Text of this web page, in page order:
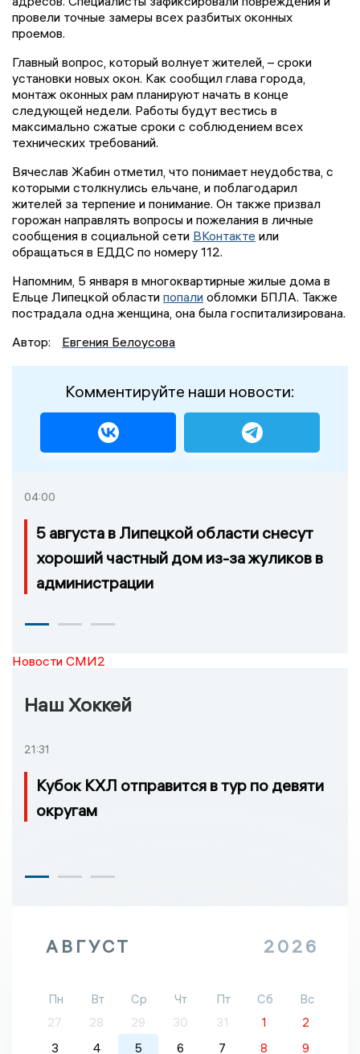
провели точные замеры всех разбитых оконных
проемов.
Главный вопрос, который волнует жителей, – сроки
установки новых окон. Как сообщил глава города,
монтаж оконных рам планируют начать в конце
следующей недели. Работы будут вестись в
максимально сжатые сроки с соблюдением всех
технических требований.
Вячеслав Жабин отметил, что понимает неудобства, с
которыми столкнулись ельчане, и поблагодарил
жителей за терпение и понимание. Он также призвал
горожан направлять вопросы и пожелания в личные
сообщения в социальной сети ВКонтакте или
обращаться в ЕДДС по номеру 112.
Напомним, 5 января в многоквартирные жилые дома в
Ельце Липецкой области попали обломки БПЛА. Также
пострадала одна женщина, она была госпитализирована.
Автор:
Евгения Белоусова
Комментируйте наши новости:
04:00
5 августа в Липецкой области снесут
хороший частный дом из-за жуликов в
администрации
Новости СМИ2
Наш Хоккей
21:31
Кубок КХЛ отправится в тур по девяти
округам
АВГУСТ 2026
Пн Вт Ср Чт Пт Сб
Вс
27
28 29 30 31 1
2
3
4 5 6 7 8 9